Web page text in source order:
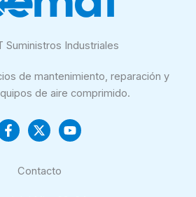
Suministros Industriales
de mantenimiento, reparación y
de aire comprimido.
Contacto